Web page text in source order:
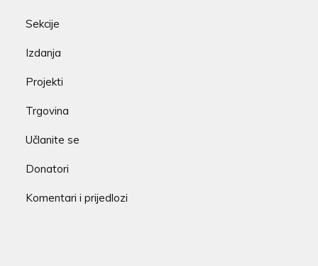
Sekcije
Izdanja
Projekti
Trgovina
Učlanite se
Donatori
Komentari i prijedlozi